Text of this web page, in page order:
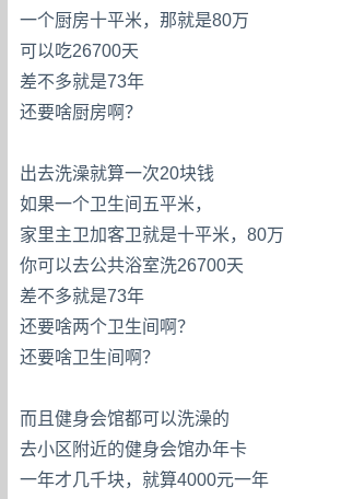
一个厨房十平米，那就是80万
可以吃26700天
差不多就是73年
还要啥厨房啊？
出去洗澡就算一次20块钱
如果一个卫生间五平米，
家里主卫加客卫就是十平米，80万
你可以去公共浴室洗26700天
差不多就是73年
还要啥两个卫生间啊？
还要啥卫生间啊？
而且健身会馆都可以洗澡的
去小区附近的健身会馆办年卡
一年才几千块，就算4000元一年